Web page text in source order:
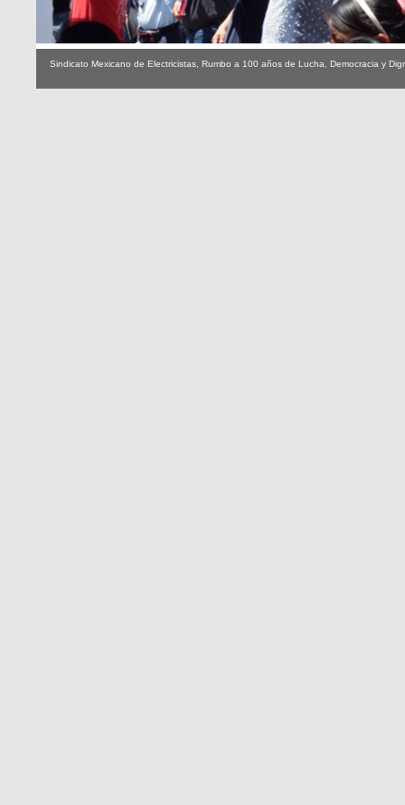
Sindicato Mexicano de Electricistas, Rumbo a 100 años de Lucha, Democracia y